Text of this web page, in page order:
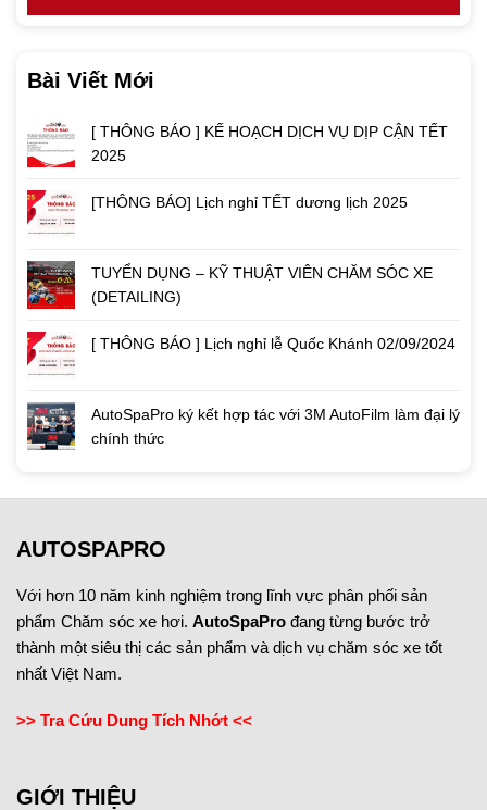
Bài Viết Mới
[ THÔNG BÁO ] KẾ HOẠCH DỊCH VỤ DỊP CẬN TẾT
2025
[THÔNG BÁO] Lịch nghỉ TẾT dương lịch 2025
TUYỂN DỤNG – KỸ THUẬT VIÊN CHĂM SÓC XE
(DETAILING)
[ THÔNG BÁO ] Lịch nghỉ lễ Quốc Khánh 02/09/2024
AutoSpaPro ký kết hợp tác với 3M AutoFilm làm đại lý
chính thức
AUTOSPAPRO
Với hơn 10 năm kinh nghiệm trong lĩnh vực phân phối sản
phẩm Chăm sóc xe hơi. AutoSpaPro đang từng bước trở
thành một siêu thị các sản phẩm và dịch vụ chăm sóc xe tốt
nhất Việt Nam.
>> Tra Cứu Dung Tích Nhớt <<
GIỚI THIỆU